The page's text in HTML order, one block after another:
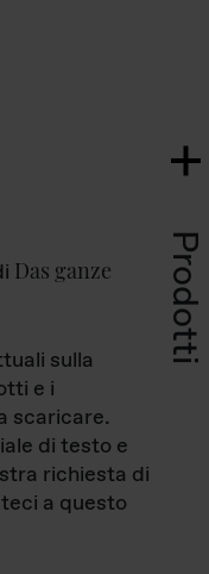
Prodotti
Das ganze
sulla
e i
scaricare.
di testo e
richiesta di
a questo